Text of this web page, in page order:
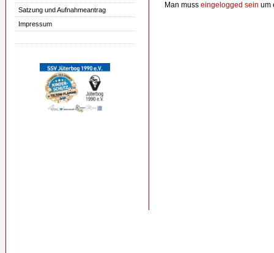
Satzung und Aufnahmeantrag
Impressum
Man muss eingelogged sein um